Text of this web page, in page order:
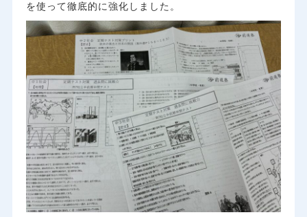
を使って徹底的に強化しました。